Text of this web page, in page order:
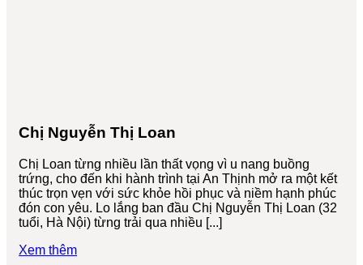
Chị Nguyễn Thị Loan
Chị Loan từng nhiều lần thất vọng vì u nang buồng
trứng, cho đến khi hành trình tại An Thịnh mở ra một kết
thúc trọn vẹn với sức khỏe hồi phục và niềm hạnh phúc
đón con yêu. Lo lắng ban đầu Chị Nguyễn Thị Loan (32
tuổi, Hà Nội) từng trải qua nhiều [...]
Xem thêm